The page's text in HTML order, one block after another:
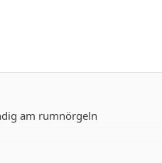
am rumnörgeln